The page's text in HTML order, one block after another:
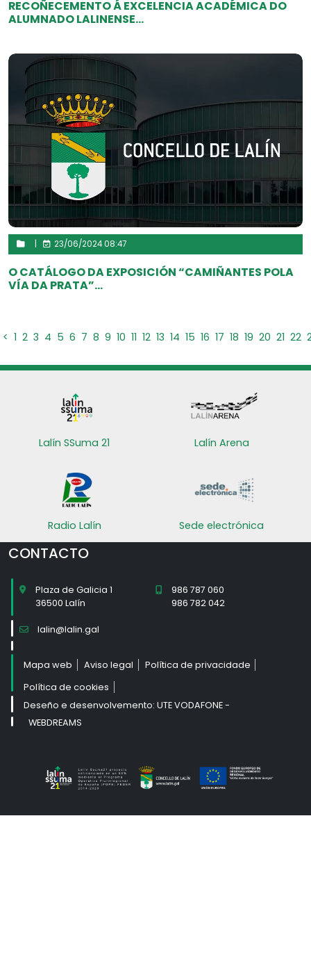
RECOÑECEMENTO Á EXCELENCIA ACADÉMICA DO
ALUMNADO LALINENSE...
23/06/2024 08:47
O CATÁLOGO DA EXPOSICIÓN “CAMIÑANTES POLA
VÍA DA PRATA”...
< 1 2 3 4 5 6 7 8 9 10 11 12 13 14 15 16 17 18 19 20 21 22
Lalín SSuma 21 Lalín Arena
Radio Lalín Sede electrónica
CONTACTO
Plaza de Galicia 1
36500 Lalín
986 787 060
986 782 042
lalin@lalin.gal
Mapa web Aviso legal
Política de privacidade
Política de cookies
Deseño e desenvolvemento: UTE VODAFONE -
WEBDREAMS